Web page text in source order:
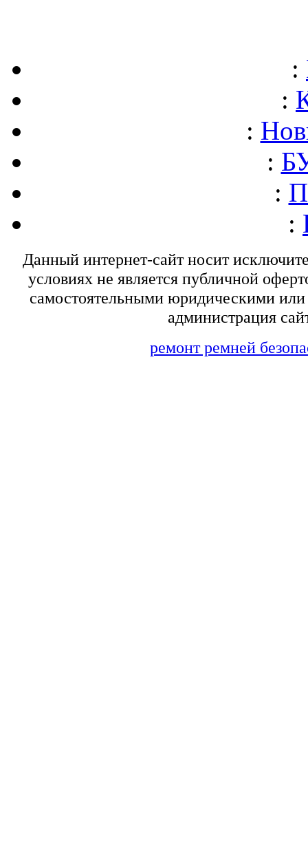
:
:
:
:
:
:
Данный интернет-сайт носит
условиях не является публичной
самостоятельными юридическими
администрация
ремонт ремней